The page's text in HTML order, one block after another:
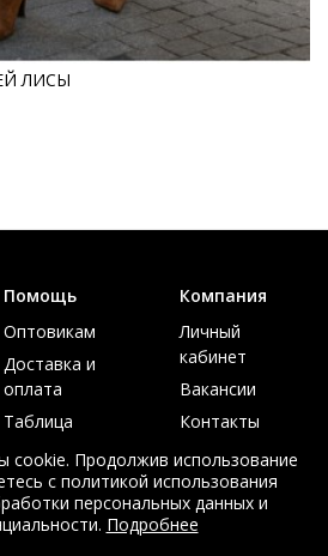
ЛИСЫ
Помощь
Оптовикам
Доставка и
оплата
Таблица
Компания
Личный
кабинет
Вакансии
Контакты
cookie. Продолжив использование
с политикой использования
персональных данных и
Подробнее